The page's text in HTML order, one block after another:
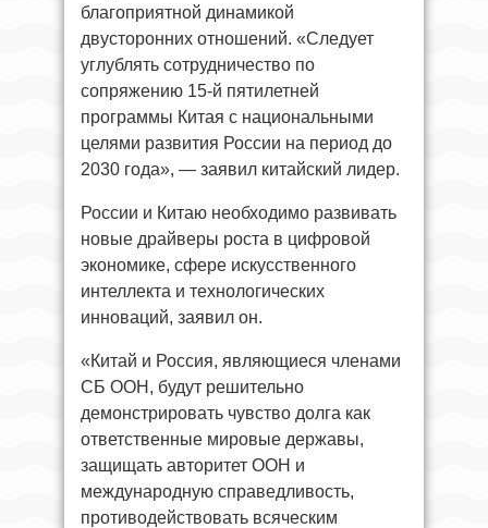
благоприятной динамикой
двусторонних отношений. «Следует
углублять сотрудничество по
сопряжению 15-й пятилетней
программы Китая с национальными
целями развития России на период до
2030 года», — заявил китайский лидер.
России и Китаю необходимо развивать
новые драйверы роста в цифровой
экономике, сфере искусственного
интеллекта и технологических
инноваций, заявил он.
«Китай и Россия, являющиеся членами
СБ ООН, будут решительно
демонстрировать чувство долга как
ответственные мировые державы,
защищать авторитет ООН и
международную справедливость,
противодействовать всяческим